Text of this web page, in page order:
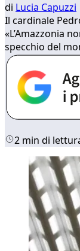
di Lucia Capuzzi
Il cardinale
«L’Amazzonia
specchio del
2 min di